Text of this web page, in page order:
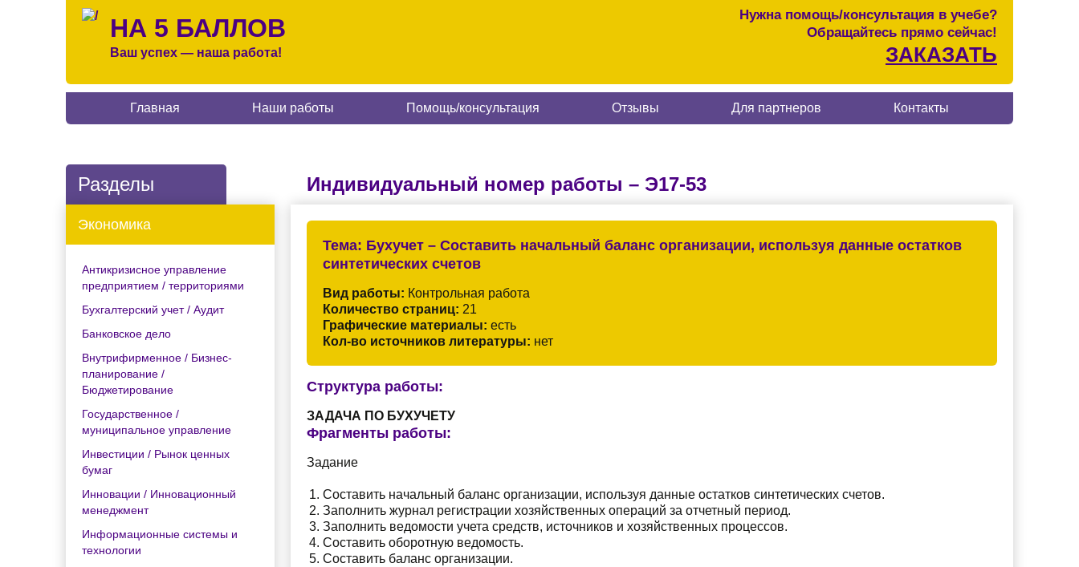
НА 5 БАЛЛОВ
Ваш успех — наша работа!
Нужна помощь/консультация в учебе?
Обращайтесь прямо сейчас!
ЗАКАЗАТЬ
Главная Наши работы Помощь/консультация Отзывы Для партнеров Контакты
Разделы
Экономика
Антикризисное управление
предприятием / территориями
Бухгалтерский учет / Аудит
Банковское дело
Внутрифирменное / Бизнес-
планирование /
Бюджетирование
Государственное /
муниципальное управление
Инвестиции / Рынок ценных
бумаг
Инновации / Инновационный
менеджмент
Информационные системы и
технологии
Индивидуальный номер работы – Э17-53
Тема: Бухучет – Составить начальный баланс организации, используя данные остатков
синтетических счетов
Вид работы: Контрольная работа
Количество страниц: 21
Графические материалы: есть
Кол-во источников литературы: нет
Структура работы:
ЗАДАЧА ПО БУХУЧЕТУ
Фрагменты работы:
Задание
Составить начальный баланс организации, используя данные остатков синтетических счетов.
Заполнить журнал регистрации хозяйственных операций за отчетный период.
Заполнить ведомости учета средств, источников и хозяйственных процессов.
Составить оборотную ведомость.
Составить баланс организации.